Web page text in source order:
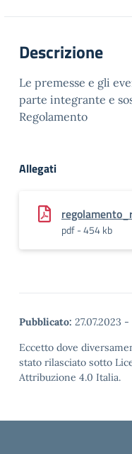
Descrizione
Le premesse e gli
parte integrante e
Regolamento
Allegati
pdf - 454 kb
Pubblicato: 27.07.2023 -
Eccetto dove
stato rilasciato sotto
Attribuzione 4.0 Italia.